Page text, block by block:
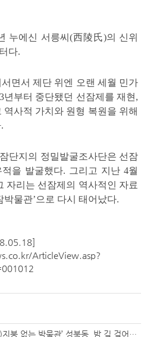
누에신 서릉씨(西陵氏)의 신위
다.
면서 제단 위엔 오랜 세월 민가
년부터 중단됐던 선잠제를 재현,
사적 가치와 원형 복원을 위해
단지의 정밀발굴조사단은 선잠
을 발굴했다. 그리고 지난 4월
자리는 선잠제의 역사적인 자료
물관’으로 다시 태어났다.
ArticleView.asp?
붕 없는 박물관’ 성북동, 밤 길 걸어볼까?